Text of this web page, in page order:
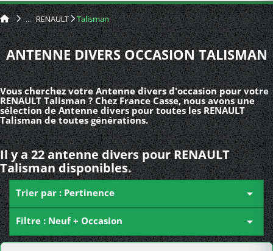
RENAULT Talisman
ANTENNE DIVERS OCCASION TALISMAN
Vous cherchez votre Antenne divers d'occasion pour votre
RENAULT Talisman ? Chez France Casse, nous avons une
sélection de Antenne divers pour toutes les RENAULT
Talisman de toutes générations.
Il y a 22 antenne divers pour RENAULT
Talisman disponibles.
Trier par : Pertinence 
Filtre : Neuf + Occasion 